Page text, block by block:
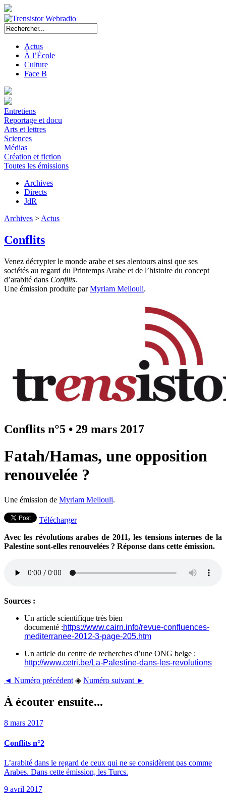
Actus
À l’École
Culture
Face B
Entretiens
Reportage et docu
Arts et lettres
Sciences
Médias
Création et fiction
Toutes les émissions
Archives
Directs
JdR
Archives > Actus
Conflits
Venez décrypter le monde arabe et ses alentours ainsi que ses
sociétés au regard du Printemps Arabe et de l’histoire du concept
d’arabité dans Conflits.
Une émission produite parMyriam Mellouli.
Conflits n°5 • 29 mars 2017
Fatah/Hamas, une opposition
renouvelée ?
Une émission de Myriam Mellouli.
Télécharger
Avec les révolutions arabes de 2011, les tensions internes de la
Palestine sont-elles renouvelées ? Réponse dans cette émission.
Sources :
Un article scientifique très bien
documenté :https://www.cairn.info/revue-confluences-
mediterranee-2012-3-page-205.htm
Un article du centre de recherches d’une ONG belge :
http://www.cetri.be/La-Palestine-dans-les-revolutions
◄ Numéro précédent ◈ Numéro suivant ►
À écouter ensuite...
8 mars 2017
Conflits n°2
L’arabité dans le regard de ceux qui ne se considèrent pas comme
Arabes. Dans cette émission, les Turcs.
9 avril 2017